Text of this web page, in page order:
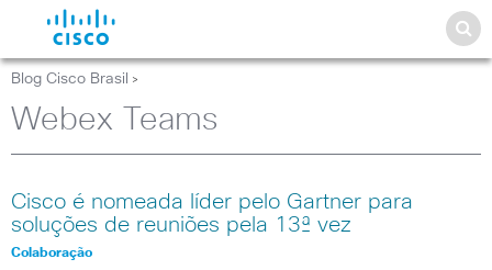
Blog Cisco Brasil >
Webex Teams
Cisco é nomeada líder pelo Gartner para
soluções de reuniões pela 13ª vez
Colaboração